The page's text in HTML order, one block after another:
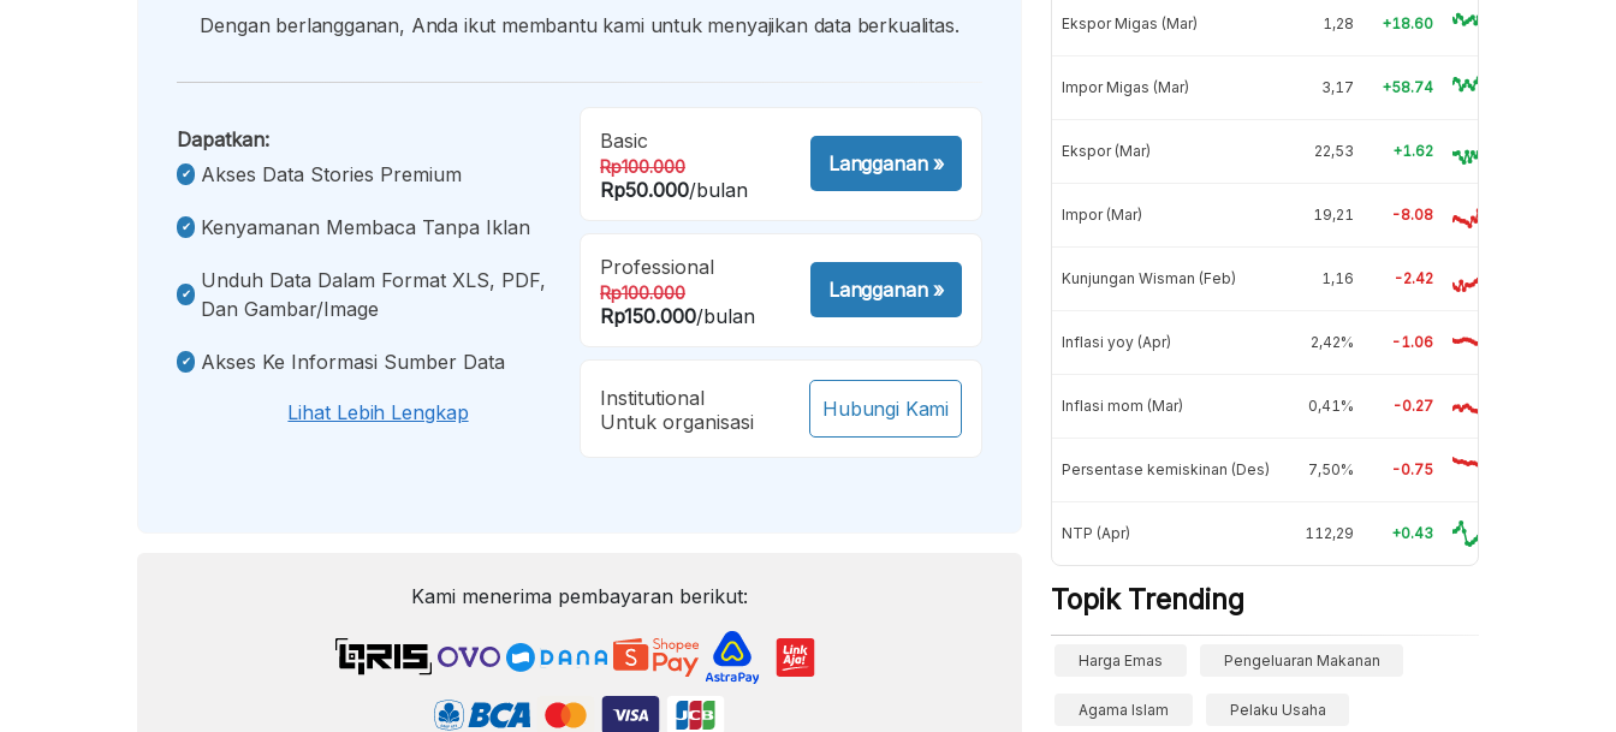
Dengan berlangganan, Anda ikut membantu kami untuk menyajikan data berkualitas.
Dapatkan:
Akses Data Stories Premium
Kenyamanan Membaca Tanpa Iklan
Unduh Data Dalam Format XLS, PDF,
Dan Gambar/image
Akses Ke Informasi Sumber Data
Lihat Lebih Lengkap
Basic
Rp100.000
Rp50.000/bulan
Langganan»
Professional
Rp100.000
Rp150.000/bulan
Langganan»
Institutional
Untuk organisasi
Hubungi Kami
Kami menerima pembayaran berikut:
Ekspor Migas (Mar) 1,28 +18.60
Impor Migas (Mar) 3,17 +58.74
Ekspor (Mar) 22,53 +1.62
Impor (Mar) 19,21 -8.08
Kunjungan Wisman (Feb) 1,16 -2.42
Inflasi yoy (Apr) 2,42% -1.06
Inflasi mom (Mar) 0,41% -0.27
Persentase kemiskinan (Des) 7,50% -0.75
NTP (Apr) 112,29 +0.43
Topik Trending
Harga Emas Pengeluaran Makanan
Agama Islam Pelaku Usaha